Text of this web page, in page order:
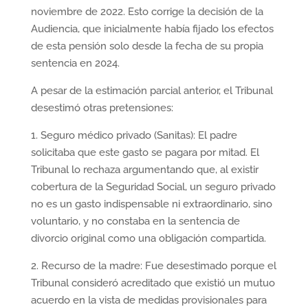
noviembre de 2022. Esto corrige la decisión de la
Audiencia, que inicialmente había fijado los efectos
de esta pensión solo desde la fecha de su propia
sentencia en 2024.
A pesar de la estimación parcial anterior, el Tribunal
desestimó otras pretensiones:
1. Seguro médico privado (Sanitas): El padre
solicitaba que este gasto se pagara por mitad. El
Tribunal lo rechaza argumentando que, al existir
cobertura de la Seguridad Social, un seguro privado
no es un gasto indispensable ni extraordinario, sino
voluntario, y no constaba en la sentencia de
divorcio original como una obligación compartida.
2. Recurso de la madre: Fue desestimado porque el
Tribunal consideró acreditado que existió un mutuo
acuerdo en la vista de medidas provisionales para